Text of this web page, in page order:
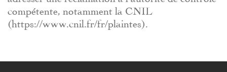
compétente, notamment la CNIL
(https://www.cnil.fr/fr/plaintes).